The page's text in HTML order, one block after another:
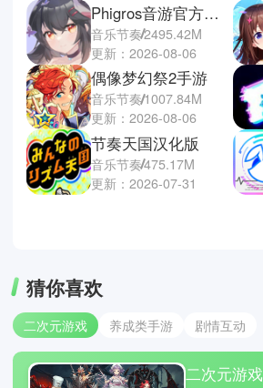
Phigros音游官方正版
音乐节奏2495.42M
更新：2026-08-06
偶像梦幻祭2手游
音乐节奏1007.84M
更新：2026-08-06
节奏天国汉化版
音乐节奏475.17M
更新：2026-07-31
猜你喜欢
二次元游戏 养成类手游 剧情互动
二次元游戏